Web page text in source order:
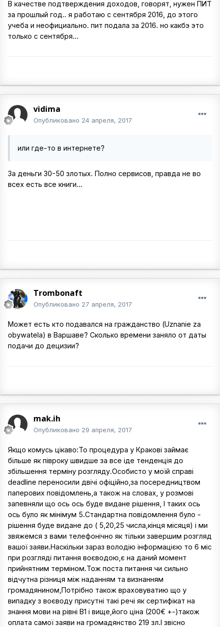
В качестве подтверждения доходов, говорят, нужен ПИТ
за прошлый год.. я работаю с сентября 2016, до этого
учеба и неофициально. пит подала за 2016. но какбэ это
только с сентября...
vidima
Опубликовано 24 апреля, 2017
или где-то в интернете?
За деньги 30-50 злотых. Полно сервисов, правда не во
всех есть все книги...
Trombonaft
Опубликовано 27 апреля, 2017
Может есть кто подавался на гражданство (Uznanie za
obywatela) в Варшаве? Сколько времени заняло от даты
подачи до децизии?
mak.ih
Опубликовано 29 апреля, 2017
Якщо комусь цікаво:То процедура у Кракові займає
більше як півроку швидше за все іде тенденція до
збільшення терміну розгляду.Особисто у моїй справі
deadline переносили двічі офіційно,за посередництвом
паперових повідомлень,а також на словах, у розмові
запевняли що ось ось буде видане рішення, І таких ось
ось було як мінімум 5.Стандартна повідомлення було -
рішення буде видане до ( 5,20,25 числа,кінця місяця) і ми
звяжемся з вами телефонічно як тільки завершим розгляд
вашої заяви.Наскільки зараз володію інформацією то 6 міс
при розгляді питання воєводою,є на даний момент
прийнятним терміном.Тож поста питання чи сильно
відчутна різниця між наданням та визнанням
громадянином,Потрібно також враховуватию що у
випадку з воєводу присутні такі речі як сертифікат на
знання мови на рівні В1 і вище,його ціна (200€ +-)також
оплата самої заяви на громадянство 219 зл.І звісно